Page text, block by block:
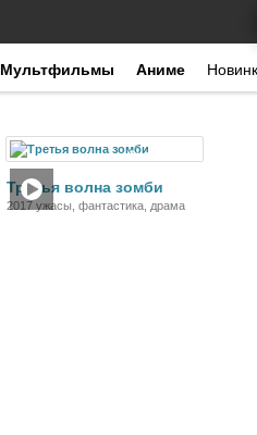
Мультфильмы Аниме
Фильм
Третья волна зомби
2017 ужасы, фантастика, драма